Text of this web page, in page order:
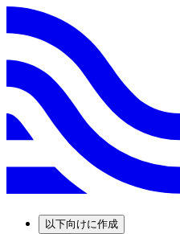
以下向けに作成